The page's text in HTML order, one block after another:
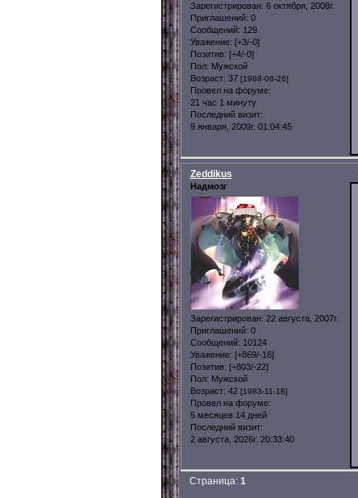
Зарегистрирован: 6 октября, 2008г.
Приглашений: 0
Сообщений: 129
Уважение: [+3/-0]
Позитив: [+4/-0]
Пол: Мужской
Возраст: 37 [1988-08-26]
Провел на форуме:
21 час 1 минуту
Последний визит:
9 января, 2009г. 01:04:45
Zeddikus
Надмозг
Зарегистрирован: 22 августа, 2007г.
Приглашений: 0
Сообщений: 10124
Уважение: [+869/-16]
Позитив: [+803/-22]
Пол: Мужской
Возраст: 42 [1983-11-18]
Провел на форуме:
5 месяцев 14 дней
Последний визит:
2 августа, 2026г. 20:33:40
Страница: 1